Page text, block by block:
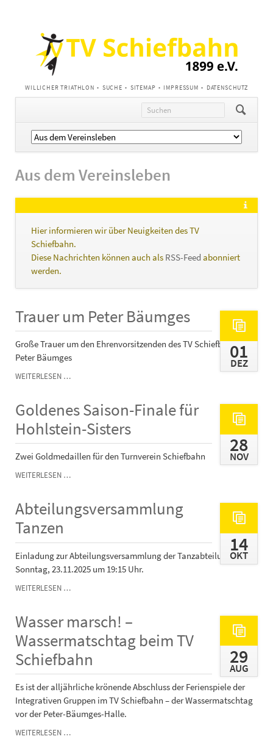
NAVIGATION
ÜBERSPRINGEN
WILLICHER TRIATHLON SUCHE SITEMAP IMPRESSUM DATENSCHUTZ
Navigation
Aus dem Vereinsleben
Hier informieren wir über Neuigkeiten des TV
Schiefbahn.
Diese Nachrichten können auch als RSS-Feed abonniert
werden.
Trauer um Peter Bäumges
01
DEZ
Große Trauer um den Ehrenvorsitzenden des TV Schiefbahn,
Peter Bäumges
WEITERLESEN …TRAUER
BÄUMGES
Goldenes Saison-Finale für
Hohlstein-Sisters
28
NOV
Zwei Goldmedaillen für den Turnverein Schiefbahn
WEITERLESEN …GOLDENES
FÜR
HOHLSTEIN-
Abteilungsversammlung
Tanzen
14
OKT
Einladung zur Abteilungsversammlung der Tanzabteilung am
Sonntag, 23.11.2025 um 19:15 Uhr.
WEITERLESEN …ABTEILUNGSVERSAMMLUNG
Wasser marsch! –
Wassermatschtag beim TV
Schiefbahn
29
AUG
Es ist der alljährliche krönende Abschluss der Ferienspiele der
Integrativen Gruppen im TV Schiefbahn – der Wassermatschtag
vor der Peter-Bäumges-Halle.
WEITERLESEN …WASSER